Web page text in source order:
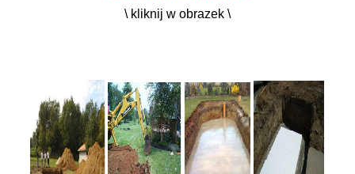
\ kliknij w obrazek \